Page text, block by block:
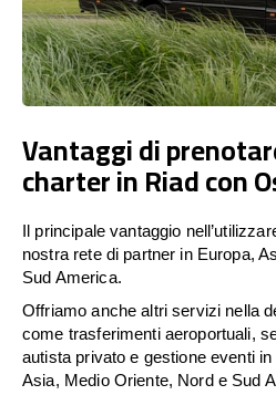
Vantaggi di
charter in Riad con
Il principale vantaggio
nostra rete di partner in Europa,
Sud America.
Offriamo anche altri servizi nella
come trasferimenti aeroportuali,
autista privato e gestione eventi
Asia, Medio Oriente, Nord e Sud